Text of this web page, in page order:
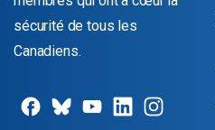
sécurité de tous les
Canadiens.